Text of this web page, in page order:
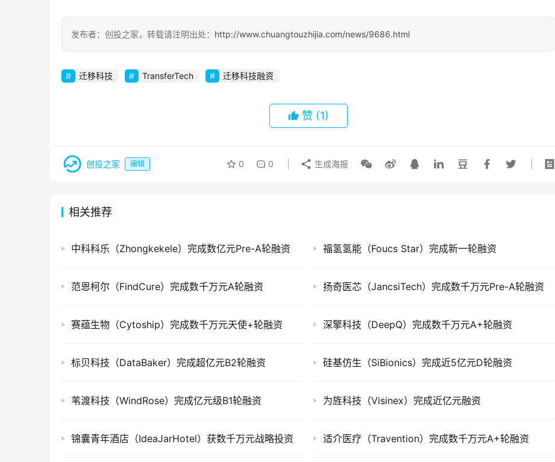
发布者：创投之家，转载请注明出处： http://www.chuangtouzhijia.com/news/9686.html
迁移科技 TransferTech 迁移科技融资
赞 (1)
创投之家 编辑 0 0 生成海报
相关推荐
中科科乐（Zhongkekele）完成数亿元Pre-A轮融资 福氢氢能（Foucs Star）完成新一轮融资
范恩柯尔（FindCure）完成数千万元A轮融资 扬奇医芯（JancsiTech）完成数千万元Pre-A轮融资
赛蕴生物（Cytoship）完成数千万元天使+轮融资 深擎科技（DeepQ）完成数千万元A+轮融资
标贝科技（DataBaker）完成超亿元B2轮融资 硅基仿生（SiBionics）完成近5亿元D轮融资
苇渡科技（WindRose）完成亿元级B1轮融资 为旌科技（Visinex）完成近亿元融资
锦囊青年酒店（IdeaJarHotel）获数千万元战略投资 适介医疗（Travention）完成数千万元A+轮融资